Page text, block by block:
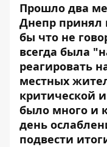
Прошло два
Днепр принял
бы что не
всегда была
реагировать
местных
критической
было много и
день
подвести